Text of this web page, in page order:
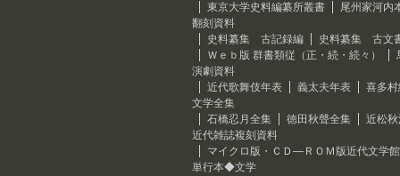
東京大学史料編纂所叢書
尾州家河内
翻刻資料
史料纂集 古記録編
史料纂集 古文
Ｗｅｂ版 群書類従（正・続・続々）
演劇資料
近代歌舞伎年表
義太夫年表
喜多
文学全集
石橋忍月全集
徳田秋聲全集
近松
近代雑誌複刻資料
マイクロ版・ＣＤ―ＲＯＭ版近代文学館
単行本◆文学